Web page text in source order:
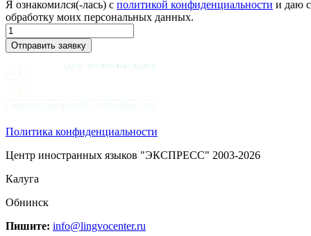
Я ознакомился(-лась) с политикой конфиденциальности и даю
обработку моих персональных данных.
Политика конфиденциальности
Центр иностранных языков "ЭКСПРЕСС" 2003-2026
Калуга
Обнинск
Пишите: info@lingvocenter.ru